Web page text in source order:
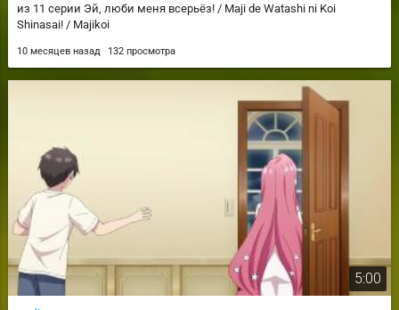
из 11 серии Эй, люби меня всерьёз! / Maji de Watashi ni Koi
Shinasai! / Majikoi
10 месяцев назад 132 просмотра
5:00